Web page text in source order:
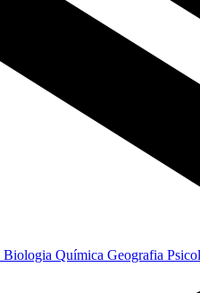
Biologia Química Geografia